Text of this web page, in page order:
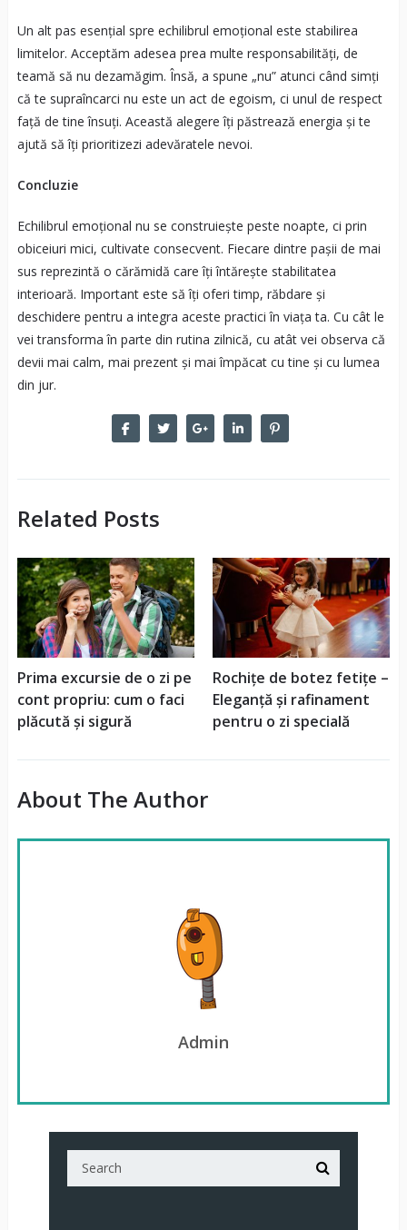
Un alt pas esențial spre echilibrul emoțional este stabilirea
limitelor. Acceptăm adesea prea multe responsabilități, de
teamă să nu dezamăgim. Însă, a spune „nu” atunci când simți
că te supraîncarci nu este un act de egoism, ci unul de respect
față de tine însuți. Această alegere îți păstrează energia și te
ajută să îți prioritizezi adevăratele nevoi.
Concluzie
Echilibrul emoțional nu se construiește peste noapte, ci prin
obiceiuri mici, cultivate consecvent. Fiecare dintre pașii de mai
sus reprezintă o cărămidă care îți întărește stabilitatea
interioară. Important este să îți oferi timp, răbdare și
deschidere pentru a integra aceste practici în viața ta. Cu cât le
vei transforma în parte din rutina zilnică, cu atât vei observa că
devii mai calm, mai prezent și mai împăcat cu tine și cu lumea
din jur.
Related Posts
Prima excursie de o zi pe
cont propriu: cum o faci
plăcută și sigură
Rochițe de botez fetițe –
Eleganță și rafinament
pentru o zi specială
About The Author
Admin